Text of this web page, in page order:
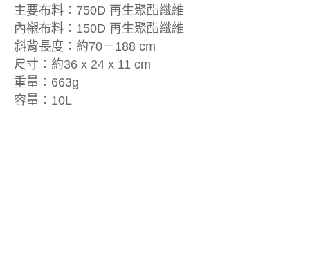
主要布料：750D 再生聚酯纖維
內襯布料：150D 再生聚酯纖維
斜背長度：約70－188 cm
尺寸：約36 x 24 x 11 cm
重量：663g
容量：10L